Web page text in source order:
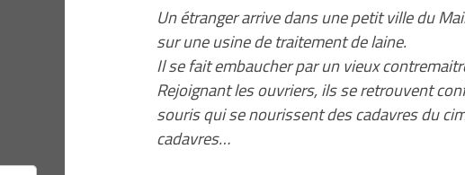
Un étranger arrive dans une petit ville du
sur une usine de traitement de laine.
Il se fait embaucher par un vieux
Rejoignant les ouvriers, ils se retrouvent
souris qui se nourissent des cadavres du
cadavres…